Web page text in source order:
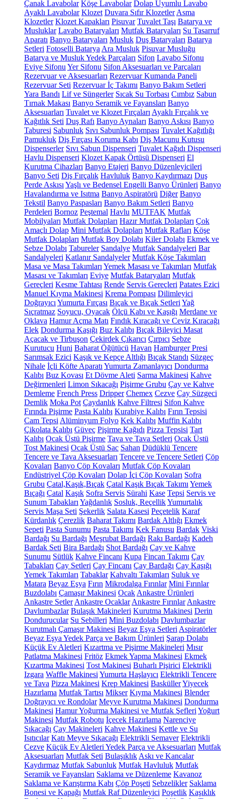
Çanak Lavabolar Köşe Lavabolar Dolap Uyumlu Lavabo
Ayaklı Lavabolar Klozet Duvara Sıfır Klozetler Asma
Klozetler Klozet Kapakları Pisuvar Tuvalet Taşı Batarya ve
Musluklar Lavabo Bataryaları Mutfak Bataryaları Su Tasarruf
Aparatı Banyo Bataryaları Musluk Duş Bataryaları Batarya
Setleri Fotoselli Batarya Ara Musluk Pisuvar Musluğu
Batarya ve Musluk Yedek Parçaları Sifon Lavabo Sifonu
Eviye Sifonu Yer Sifonu Sifon Aksesuarları ve Parçaları
Rezervuar ve Aksesuarları Rezervuar Kumanda Paneli
Rezervuar Seti Rezervuar İç Takımı Banyo Bakım Setleri
Yara Bandı Lif ve Süngerler Sıcak Su Torbası Cımbız Sabun
Tırnak Makası Banyo Seramik ve Fayansları Banyo
Aksesuarları Tuvalet ve Klozet Fırçaları Ayaklı Fırçalık ve
Kağıtlık Seti Duş Rafı Banyo Aynaları Banyo Askısı Banyo
Taburesi Sabunluk Sıvı Sabunluk Pompası Tuvalet Kağıtlığı
Pamukluk Diş Fırçası Koruma Kabı Diş Macunu Kutusu
Dispenserler Sıvı Sabun Dispenseri Tuvalet Kağıdı Dispenseri
Havlu Dispenseri Klozet Kapak Örtüsü Dispenseri El
Kurutma Cihazları Banyo Etajeri Banyo Düzenleyicileri
Banyo Seti Diş Fırçalık Havluluk Banyo Kaydırmazı Duş
Perde Askısı Yaşlı ve Bedensel Engelli Banyo Ürünleri Banyo
Havalandırma ve Isıtma Banyo Aspiratörü Diğer Banyo
Tekstil Banyo Paspasları Banyo Bakım Setleri Banyo
Perdeleri Bornoz Peştemal Havlu MUTFAK Mutfak
Mobilyaları Mutfak Dolapları Hazır Mutfak Dolapları Çok
Amaçlı Dolap Mini Mutfak Dolapları Mutfak Rafları Köşe
Mutfak Dolapları Mutfak Boy Dolabı Kiler Dolabı Ekmek ve
Sebze Dolabı Tabureler Sandalye Mutfak Sandalyeleri Bar
Sandalyeleri Katlanır Sandalyeler Mutfak Köşe Takımları
Masa ve Masa Takımları Yemek Masası ve Takımları Mutfak
Masası ve Takımları Eviye Mutfak Bataryaları Mutfak
Gereçleri Kesme Tahtası Rende Servis Gereçleri Patates Ezici
Manuel Kıyma Makinesi Krema Pompası Dilimleyici
Doğrayıcı Yumurta Fırçası Bıçak ve Bıçak Setleri Yağ
Sıçratmaz Soyucu, Oyacak Ölçü Kabı ve Kaşığı Merdane ve
Oklava Hamur Açma Matı Fındık Kıracağı ve Ceviz Kıracağı
Elek Dondurma Kaşığı Buz Kalıbı Bıçak Bileyici Masat
Açacak ve Tirbuşon Çekirdek Çıkarıcı Çırpıcı Sebze
Kurutucu Huni Baharat Öğütücü Havan Hamburger Presi
Sarımsak Ezici Kaşık ve Kepçe Altlığı Bıçak Standı Süzgeç
Nihale İçli Köfte Aparatı Yumurta Zamanlayıcı Dondurma
Kalıbı Buz Kovası Et Dövme Aleti Sarma Makinesi Kahve
Değirmenleri Limon Sıkacağı Pişirme Grubu Çay ve Kahve
Demleme French Press Dripper Chemex Cezve Çay Süzgeci
Demlik Moka Pot Çaydanlık Kahve Filtresi Sifon Kahve
Fırında Pişirme Pasta Kalıbı Kurabiye Kalıbı Fırın Tepsisi
Cam Tepsi Alüminyum Folyo Kek Kalıbı Muffin Kalıbı
Çikolata Kalıbı Güveç Pişirme Kağıdı Pizza Tepsisi Tart
Kalıbı Ocak Üstü Pişirme Tava ve Tava Setleri Ocak Üstü
Tost Makinesi Ocak Üstü Sac Sahan Düdüklü Tencere
Tencere ve Tava Aksesuarları Tencere ve Tencere Setleri Çöp
Kovaları Banyo Çöp Kovaları Mutfak Çöp Kovaları
Endüstriyel Çöp Kovaları Dolap İçi Çöp Kovaları Sofra
Grubu Çatal,Kaşık,Bıçak Çatal Kaşık Bıçak Takımı Yemek
Bıçağı Çatal Kaşık Sofra Servis Sürahi Kase Tepsi Servis ve
Sunum Tabakları Yağdanlık Sosluk, ReçellikYumurtalık
Servis Maşa Seti Şekerlik Salata Kasesi Peçetelik Karaf
Kürdanlık Çerezlik Baharat Takımı Bardak Altlığı Ekmek
Sepeti Pasta Sunumu Pasta Takımı Kek Fanusu Bardak Viski
Bardağı Su Bardağı Meşrubat Bardağı Rakı Bardağı Kadeh
Bardak Seti Bira Bardağı Shot Bardağı Çay ve Kahve
Sunumu Sütlük Kahve Fincanı Kupa Fincan Takımı Çay
Tabakları Çay Setleri Çay Fincanı Çay Bardağı Çay Kaşığı
Yemek Takımları Tabaklar Kahvaltı Takımları Suluk ve
Matara Beyaz Eşya Fırın Mikrodalga Fırınlar Mini Fırınlar
Buzdolabı Çamaşır Makinesi Ocak Ankastre Ürünleri
Ankastre Setler Ankastre Ocaklar Ankastre Fırınlar Ankastre
Davlumbazlar Bulaşık Makineleri Kurutma Makinesi Derin
Dondurucular Su Sebilleri Mini Buzdolabı Davlumbazlar
Kurutmalı Çamaşır Makinesi Beyaz Eşya Setleri Aspiratörler
Beyaz Eşya Yedek Parça ve Bakım Ürünleri Şarap Dolabı
Küçük Ev Aletleri Kızartma ve Pişirme Makineleri Mısır
Patlatma Makinesi Fritöz Ekmek Yapma Makinesi Ekmek
Kızartma Makinesi Tost Makinesi Buharlı Pişirici Elektrikli
Izgara Waffle Makinesi Yumurta Haşlayıcı Elektrikli Tencere
ve Tava Pizza Makinesi Krep Makinesi BasküllerYiyecek
Hazırlama Mutfak Tartısı Mikser Kıyma Makinesi Blender
Doğrayıcı ve Rondolar Meyve Kurutma Makinesi Dondurma
Makinesi Hamur Yoğurma Makinesi ve Mutfak Şefleri Yoğurt
Makinesi Mutfak Robotu İçecek Hazırlama Narenciye
Sıkacağı Çay Makineleri Kahve Makinesi Kettle ve Su
Isıtıcılar Katı Meyve Sıkacağı Elektrikli Semaver Elektrikli
Cezve Küçük Ev Aletleri Yedek Parça ve Aksesuarları Mutfak
Aksesuarları Mutfak Seti Bulaşıklık Askı ve Kancalar
Kaydırmaz Mutfak Sabunluk Mutfak Havluluk Mutfak
Seramik ve Fayansları Saklama ve Düzenleme Kavanoz
Saklama ve Karıştırma Kabı Çöp Poşeti Sebzelikler Saklama
Bonesi ve Kapağı Mutfak Raf Düzenleyici Poşetlik Kaşıklık